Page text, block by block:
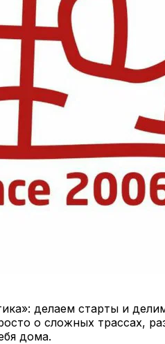
делаем старты и
о сложных трассах,
дома.